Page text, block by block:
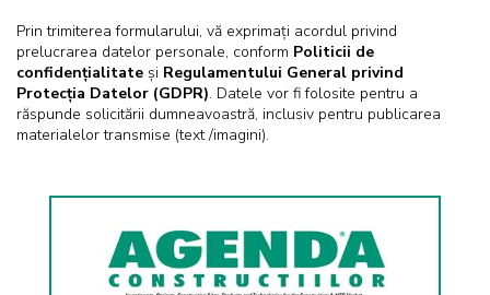
Prin trimiterea formularului, vă exprimați acordul privind
prelucrarea datelor personale, conform Politicii de
confidențialitate și Regulamentului General privind
Protecția Datelor (GDPR). Datele vor fi folosite pentru a
răspunde solicitării dumneavoastră, inclusiv pentru publicarea
materialelor transmise (text /imagini).